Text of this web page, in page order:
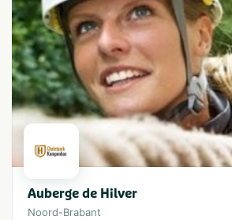
Auberge de Hilver
Noord-Brabant